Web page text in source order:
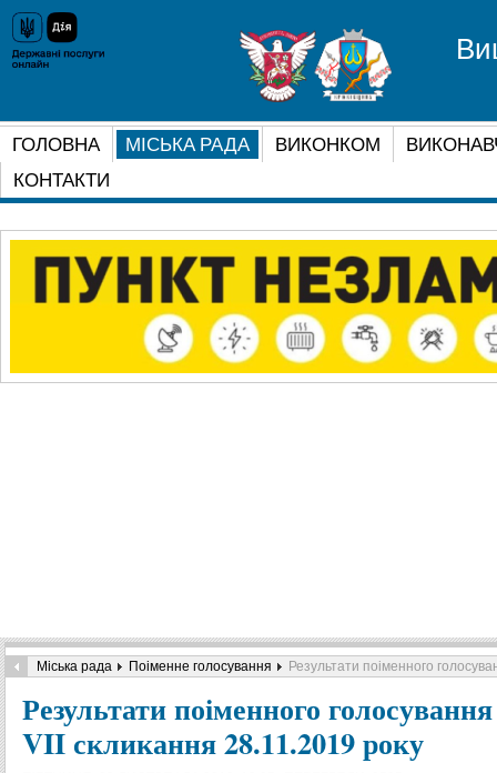
ГОЛОВНА МІСЬКА РАДА ВИКОНКОМ
КОНТАКТИ
Міська рада Поіменне голосування Результати поіменного
Результати поіменного
VII скликання 28.11.2019 року